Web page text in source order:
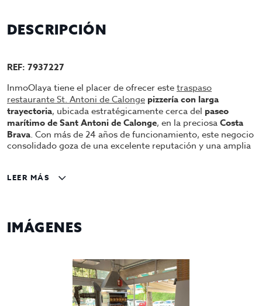
DESCRIPCIÓN
REF: 7937227
InmoOlaya tiene el placer de ofrecer estetraspaso
restaurante St. Antoni de Calonge pizzería con larga
trayectoria, ubicada estratégicamente cerca del paseo
marítimo de Sant Antoni de Calonge, en la preciosaCosta
Brava. Con más de 24 años de funcionamiento, este negocio
consolidado goza de una excelente reputación y una amplia
Características del Local
la comida al aire libre.
llevar, incluyendo pizzas, pollos asados y patatas,
atrayendo tanto a locales como a turistas.
Buena ubicación: A pasos del paseo marítimo, en
una zona de alto tránsito y gran visibilidad.
LEER MÁS
IMÁGENES